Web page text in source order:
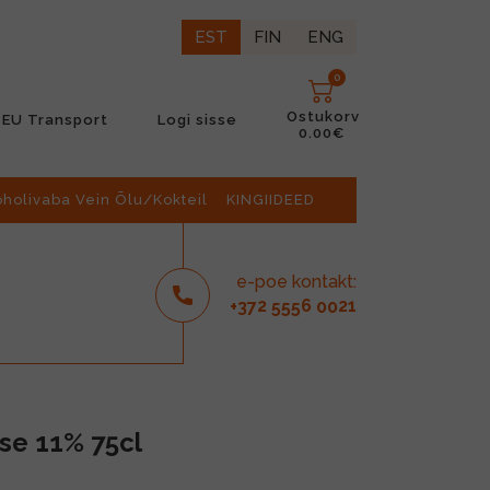
EST FIN ENG
EU Transport Logi sisse
0
Ostukorv
0.00€
Vein Õlu/Kokteil KINGIIDEED
e-poe kontakt:
+372 5556 0021
11% 75cl